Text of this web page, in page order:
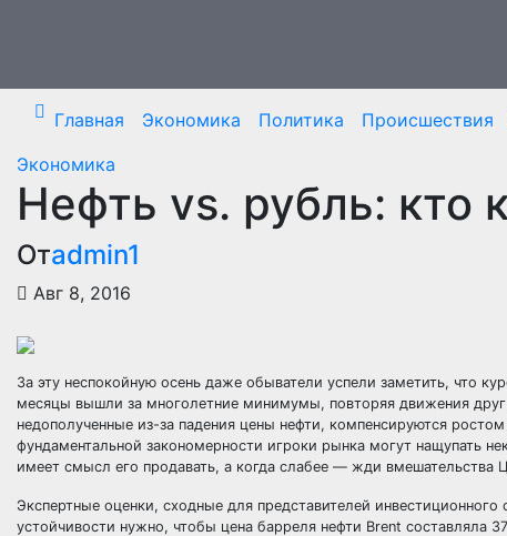
Главная Экономика Политика Происшествия
Экономика
Нефть vs. рубль: кто
Отadmin1
Авг 8, 2016
За эту неспокойную осень даже обыватели успели заметить, что
месяцы вышли за многолетние минимумы, повторяя движения
недополученные из-за падения цены нефти, компенсируются
фундаментальной закономерности игроки рынка могут нащупать
имеет смысл его продавать, а когда слабее — жди вмешательства
Экспертные оценки, сходные для представителей
устойчивости нужно, чтобы цена барреля нефти Brent